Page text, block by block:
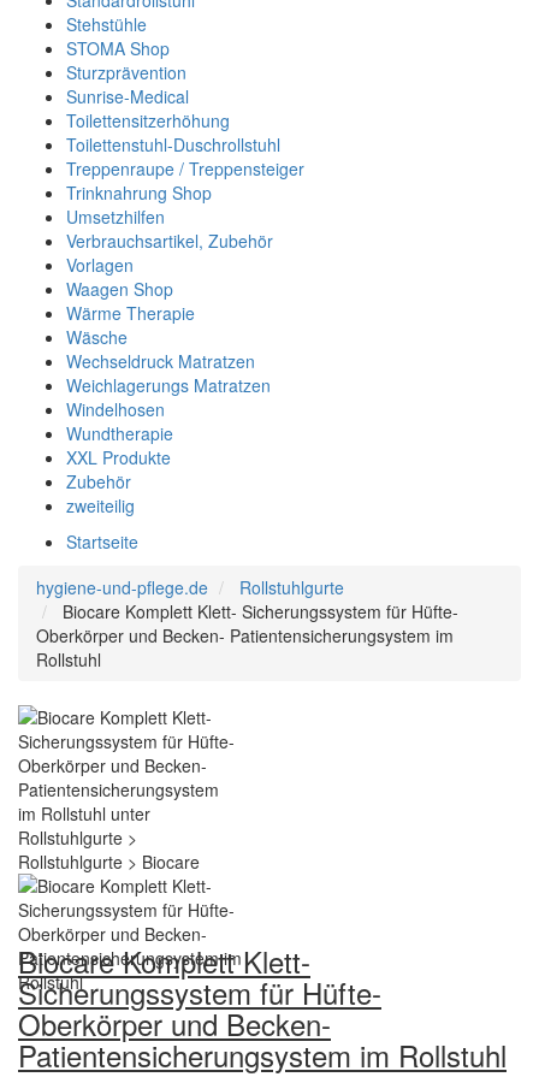
Stehstühle
STOMA Shop
Sturzprävention
Sunrise-Medical
Toilettensitzerhöhung
Toilettenstuhl-Duschrollstuhl
Treppenraupe / Treppensteiger
Trinknahrung Shop
Umsetzhilfen
Verbrauchsartikel, Zubehör
Vorlagen
Waagen Shop
Wärme Therapie
Wäsche
Wechseldruck Matratzen
Weichlagerungs Matratzen
Windelhosen
Wundtherapie
XXL Produkte
Zubehör
zweiteilig
Startseite
hygiene-und-pflege.de
Rollstuhlgurte
Biocare Komplett Klett- Sicherungssystem für Hüfte-
Oberkörper und Becken- Patientensicherungsystem im
Rollstuhl
Biocare Komplett Klett-
Sicherungssystem für Hüfte-
Oberkörper und Becken-
Patientensicherungsystem im Rollstuhl